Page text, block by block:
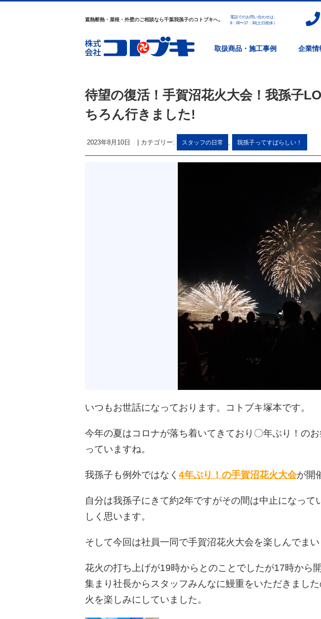
遮熱断熱・屋根・外壁のご相談なら千葉我孫子のコトブキへ。
電話でのお問い合わせは、
8：00〜17：30(土日祝休）
取扱商品・施工事例 企業情
待望の復活！手賀沼花火大会！我孫子
ちろん行きました!
2023年8月10日 カテゴリー: スタッフの日常 , 我孫子ってすばらしい！
いつもお世話になっております。コトブキ塚本です。
今年の夏はコロナが落ち着いてきており〇年ぶり！の
っていますね。
我孫子も例外ではなく 4年ぶり！の手賀沼花火大会が開
自分は我孫子にきて約2年ですがその間は中止になって
しく思います。
そして今回は社員一同で手賀沼花火大会を楽しんでまい
花火の打ち上げが19時からとのことでしたが17時から
集まり社長からスタッフみんなに鰻重をいただきまし
火を楽しみにしていました。